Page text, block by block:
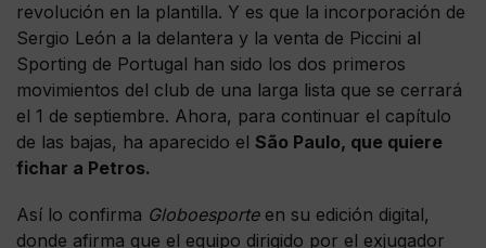
revolución en la plantilla. Y es que la incorporación de
Sergio León a la delantera y la venta de Piccini al
Sporting de Portugal han sido los dos primeros
movimientos del club de una larga lista que se cerrará
el 1 de septiembre. Ahora, para continuar el capítulo
de las bajas, ha aparecido el São Paulo, que quiere
fichar a Petros.
Así lo confirma Globoesporteen su edición digital,
donde afirma que el equipo dirigido por el exjugador